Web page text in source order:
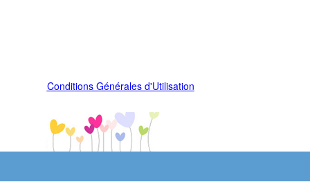
Conditions Générales d'Utilisation